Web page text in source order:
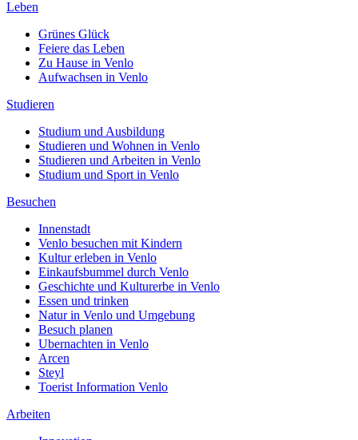
Leben
Grünes Glück
Feiere das Leben
Zu Hause in Venlo
Aufwachsen in Venlo
Studieren
Studium und Ausbildung
Studieren und Wohnen in Venlo
Studieren und Arbeiten in Venlo
Studium und Sport in Venlo
Besuchen
Innenstadt
Venlo besuchen mit Kindern
Kultur erleben in Venlo
Einkaufsbummel durch Venlo
Geschichte und Kulturerbe in Venlo
Essen und trinken
Natur in Venlo und Umgebung
Besuch planen
Ubernachten in Venlo
Arcen
Steyl
Toerist Information Venlo
Arbeiten